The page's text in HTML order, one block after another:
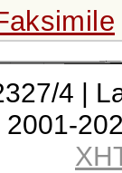
4 |
2001-